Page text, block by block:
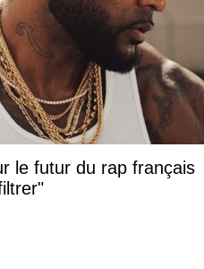
le futur du rap français